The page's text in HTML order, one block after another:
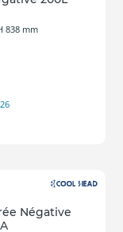
838 mm
Négative